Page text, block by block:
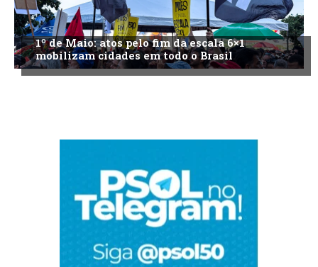
1º de Maio: atos pelo fim da escala 6×1
mobilizam cidades em todo o Brasil